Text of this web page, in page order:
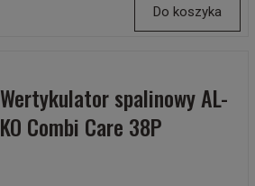
Do koszyka
Wertykulator spalinowy AL-
KO Combi Care 38P